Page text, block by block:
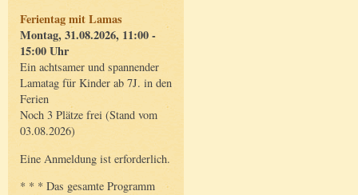
Ferientag mit Lamas
Montag, 31.08.2026, 11:00 -
15:00 Uhr
Ein achtsamer und spannender
Lamatag für Kinder ab 7J. in den
Ferien
Noch 3 Plätze frei (Stand vom
03.08.2026)
Eine Anmeldung ist erforderlich.
* * * Das gesamte Programm